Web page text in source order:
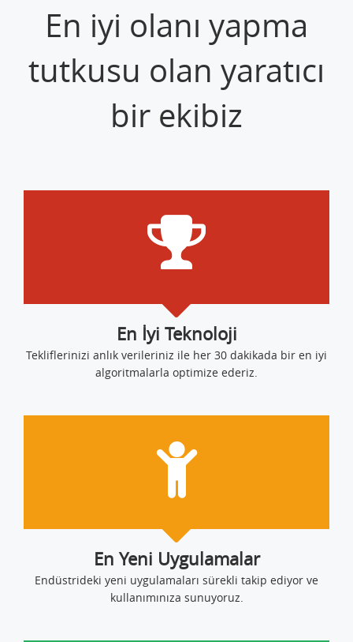
En iyi olanı yapma
tutkusu olan yaratıcı
bir ekibiz
En İyi Teknoloji
Tekliflerinizi anlık verileriniz ile her 30 dakikada bir en iyi
algoritmalarla optimize ederiz.
En Yeni Uygulamalar
Endüstrideki yeni uygulamaları sürekli takip ediyor ve
kullanımınıza sunuyoruz.